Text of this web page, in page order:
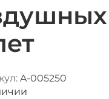
A-005250